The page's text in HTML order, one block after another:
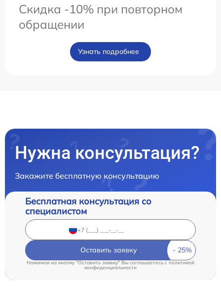
Скидка -10% при повторном
обращении
Узнать подробнее
Нужна консультация?
Закажите бесплатную консультацию
Бесплатная консультация со
специалистом
Оставить заявку
Нажимая на кнопку "Оставить заявку" Вы соглашаетесь c политикой
конфиденциальности